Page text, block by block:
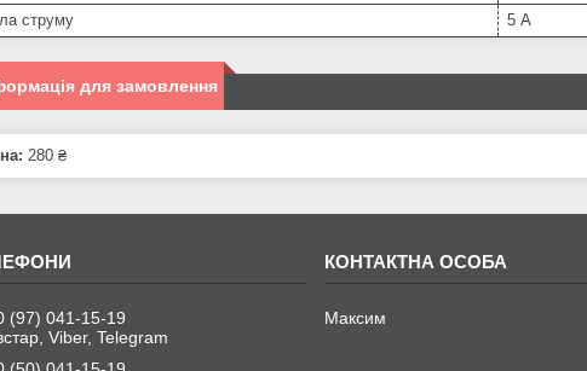
струму
5 А
для замовлення
280 ₴
(97) 041-15-19
Viber, Telegram
Максим